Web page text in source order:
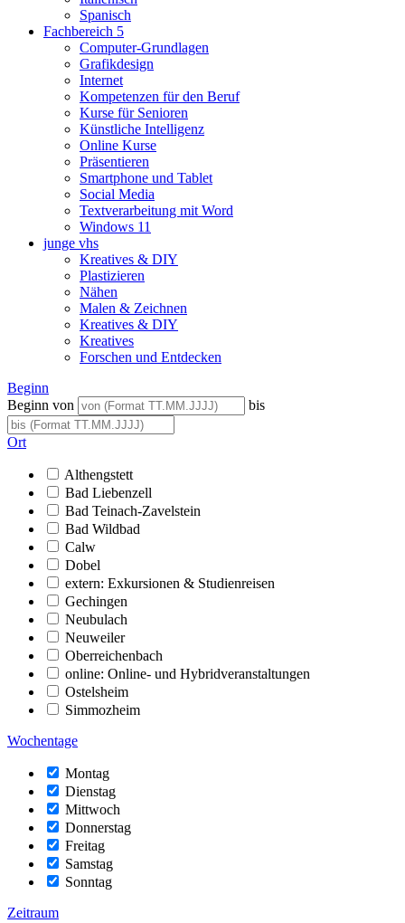
Spanisch
Fachbereich 5
Computer-Grundlagen
Grafikdesign
Internet
Kompetenzen für den Beruf
Kurse für Senioren
Künstliche Intelligenz
Online Kurse
Präsentieren
Smartphone und Tablet
Social Media
Textverarbeitung mit Word
Windows 11
junge vhs
Kreatives & DIY
Plastizieren
Nähen
Malen & Zeichnen
Kreatives & DIY
Kreatives
Forschen und Entdecken
Beginn
Beginn von
bis
Ort
Althengstett
Bad Liebenzell
Bad Teinach-Zavelstein
Bad Wildbad
Calw
Dobel
extern: Exkursionen & Studienreisen
Gechingen
Neubulach
Neuweiler
Oberreichenbach
online: Online- und Hybridveranstaltungen
Ostelsheim
Simmozheim
Wochentage
Montag
Dienstag
Mittwoch
Donnerstag
Freitag
Samstag
Sonntag
Zeitraum